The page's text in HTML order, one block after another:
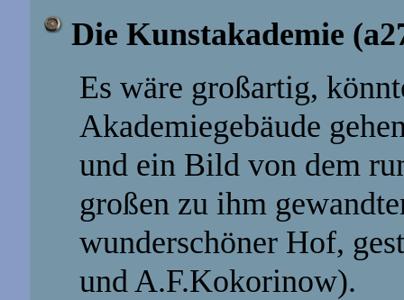
Die Kunstakademie
Es wäre großartig,
Akademiegebäude
und ein Bild von dem
großen zu ihm
wunderschöner Hof,
und A.F.Kokorinow).